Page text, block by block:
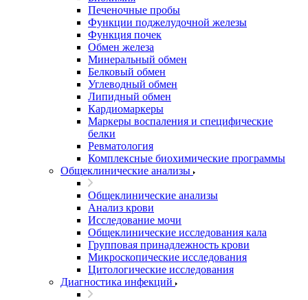
Печеночные пробы
Функции поджелудочной железы
Функция почек
Обмен железа
Минеральный обмен
Белковый обмен
Углеводный обмен
Липидный обмен
Кардиомаркеры
Маркеры воспаления и специфические
белки
Ревматология
Комплексные биохимические программы
Общеклинические анализы
Общеклинические анализы
Анализ крови
Исследование мочи
Общеклинические исследования кала
Групповая принадлежность крови
Микроскопические исследования
Цитологические исследования
Диагностика инфекций